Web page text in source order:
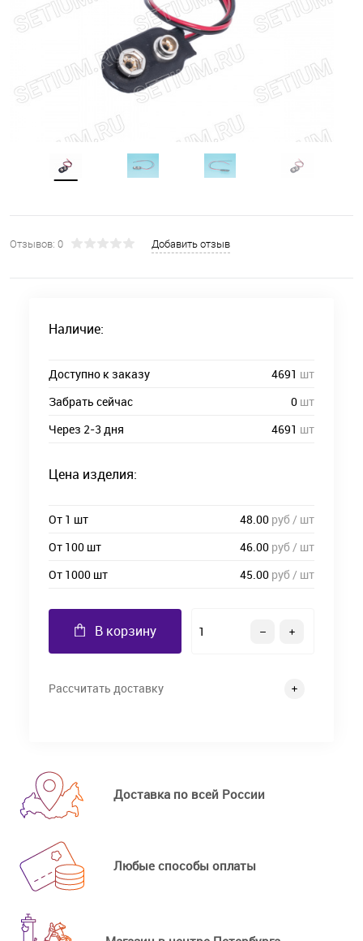
Отзывов: 0 Добавить отзыв
Наличие:
Доступно к заказу 4691 шт
Забрать сейчас
0 шт
Через 2-3 дня
4691 шт
Цена изделия:
От 1 шт 48.00 руб / шт
От 100 шт
46.00 руб / шт
От 1000 шт
45.00 руб / шт
В корзину
Рассчитать доставку
Доставка по всей России
Любые способы оплаты